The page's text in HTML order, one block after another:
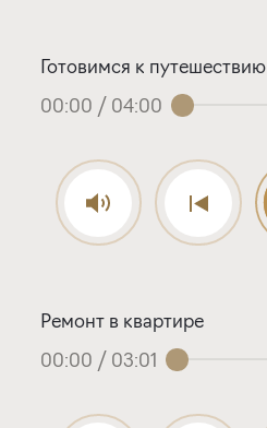
Готовимся к путешествию
00:00 / 04:00
Ремонт в квартире
00:00 / 03:01